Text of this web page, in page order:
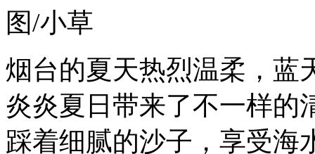
图/小草
烟台的夏天热烈温柔，蓝
炎炎夏日带来了不一样的
踩着细腻的沙子，享受海